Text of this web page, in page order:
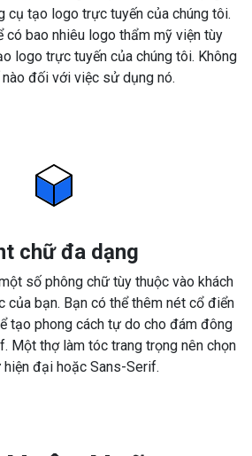
cụ tạo logo trực tuyến của chúng tôi.
có bao nhiêu logo thẩm mỹ viện tùy
logo trực tuyến của chúng tôi. Không
nào đối với việc sử dụng nó.
chữ đa dạng
số phông chữ tùy thuộc vào khách
của bạn. Bạn có thể thêm nét cổ điển
tạo phong cách tự do cho đám đông
Một thợ làm tóc trang trọng nên chọn
hiện đại hoặc Sans-Serif.